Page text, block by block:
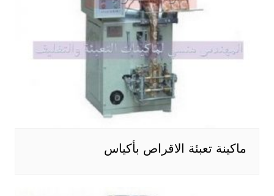
ماكينة تعبئة الاقراص بأكياس